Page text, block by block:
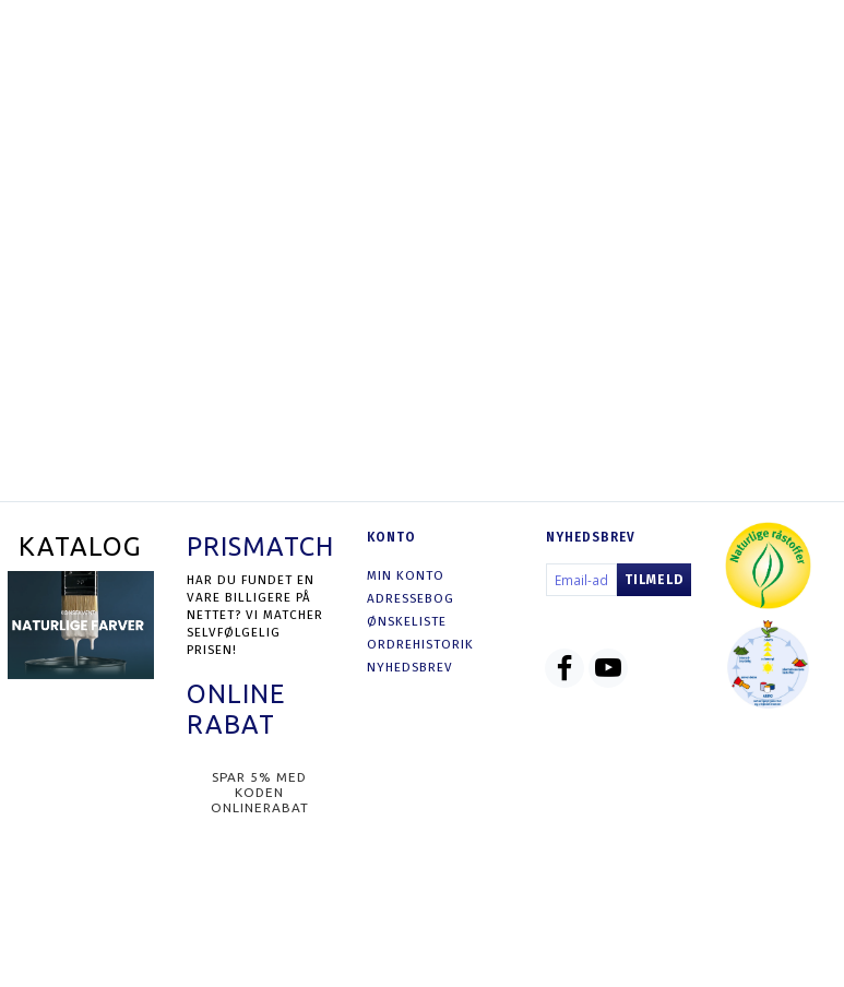
KATALOG PRISMATCH
HAR DU FUNDET EN
VARE BILLIGERE PÅ
NETTET? VI MATCHER
SELVFØLGELIG
PRISEN!
ONLINE
RABAT
SPAR 5% MED
KODEN
ONLINERABAT
KONTO
MIN KONTO
ADRESSEBOG
ØNSKELISTE
ORDREHISTORIK
NYHEDSBREV
NYHEDSBREV
EMAIL-
ADRESSE
TILMELD